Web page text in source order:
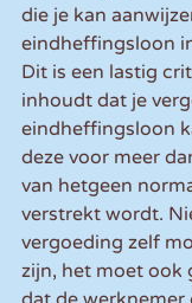
die je kan
eindheffingsloon
Dit is een lastig
inhoudt dat je
eindheffingsloon
deze voor meer
van hetgeen
verstrekt wordt.
vergoeding zelf
zijn, het moet ook